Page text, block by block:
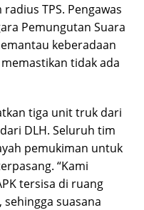
TPS. Pengawas
Pemungutan Suara
keberadaan
tidak ada
tiga unit truk dari
DLH. Seluruh tim
pemukiman untuk
“Kami
tersisa di ruang
suasana